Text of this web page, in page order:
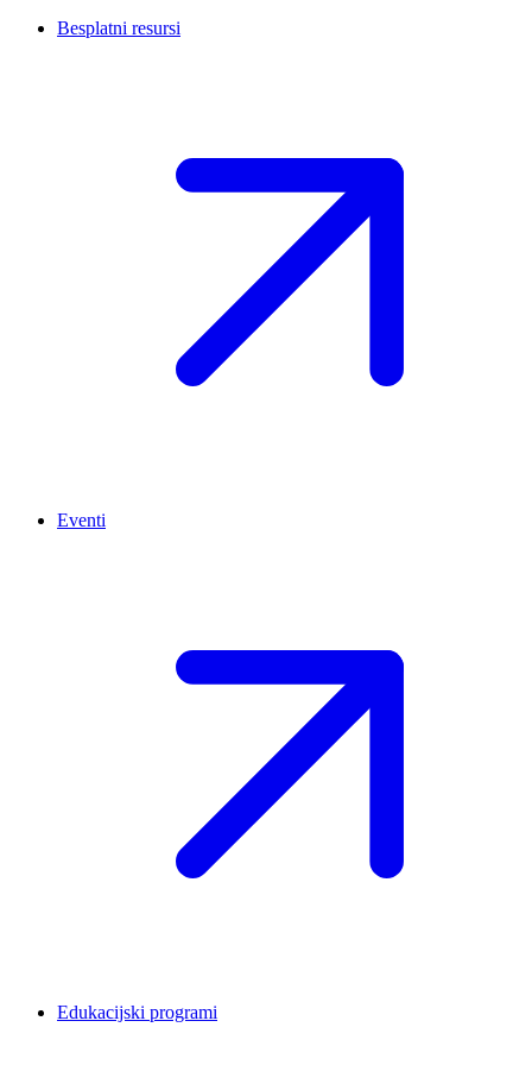
Besplatni resursi
Eventi
Edukacijski programi